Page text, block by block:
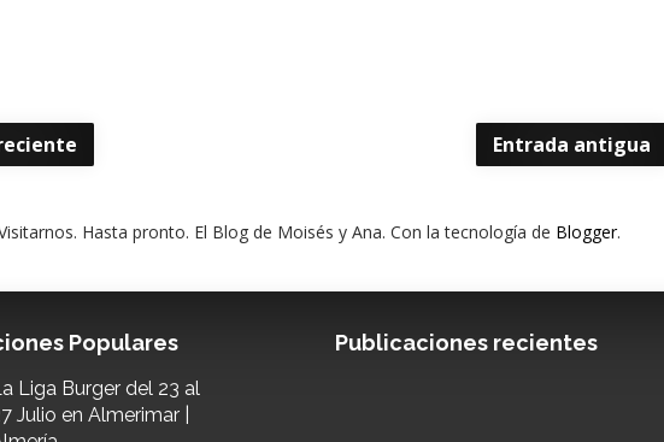
Entrada antigua
Hasta pronto. El Blog de Moisés y Ana. Con la tecnología de Blogger.
Populares
Liga Burger del 23 al
Julio en Almerimar |
Publicaciones recientes